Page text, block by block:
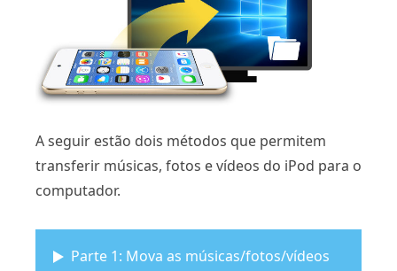
A seguir estão dois métodos que permitem
transferir músicas, fotos e vídeos do iPod para o
computador.
Parte 1: Mova as músicas/fotos/vídeos